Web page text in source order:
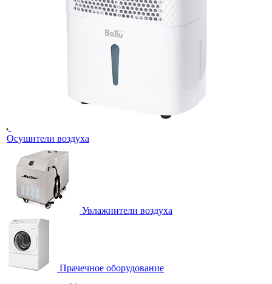
Осушители воздуха
Увлажнители воздуха
Прачечное оборудование